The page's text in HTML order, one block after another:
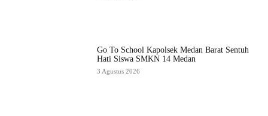
Go To School Kapolsek Medan Barat Sentuh
Hati Siswa SMKN 14 Medan
3 Agustus 2026